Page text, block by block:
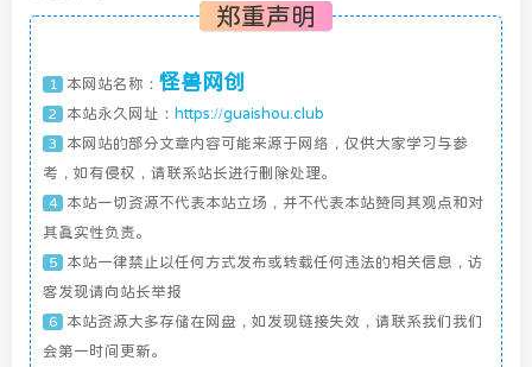
郑重声明
1 本网站名称： 怪兽网创
2 本站永久网址： https://guaishou.club
3
本网站的部分文章内容可能来源于网络，仅供大家学习与参
考，如有侵权，请联系站长进行删除处理。
4
本站一切资源不代表本站立场，并不代表本站赞同其观点和对
其真实性负责。
5
本站一律禁止以任何方式发布或转载任何违法的相关信息，访
客发现请向站长举报
6
本站资源大多存储在网盘，如发现链接失效，请联系我们我们
会第一时间更新。